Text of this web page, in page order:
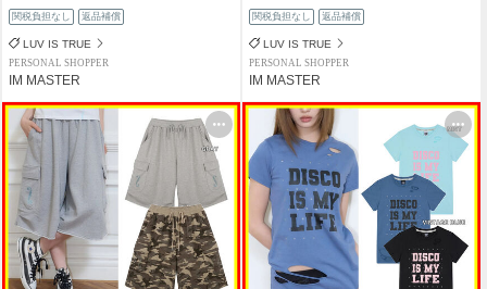
関税負担なし 返品補償
LUV IS TRUE
PERSONAL SHOPPER
IM MASTER
関税負担なし 返品補償
LUV IS TRUE
PERSONAL SHOPPER
IM MASTER